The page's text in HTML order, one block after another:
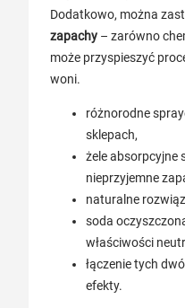
Dodatkowo, można
zapachy – zarówno
może przyspieszyć
woni.
różnorodne
sklepach,
żele absorpcyjne
nieprzyjemne
naturalne
soda
właściwości
łączenie tych
efekty.